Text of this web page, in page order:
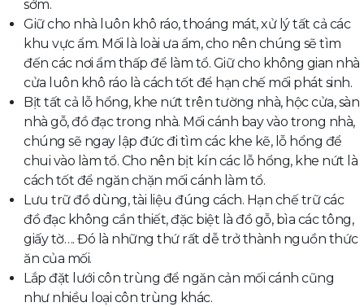
sớm.
Giữ cho nhà luôn khô ráo, thoáng mát, xử lý tất cả các
khu vực ẩm. Mối là loài ưa ẩm, cho nên chúng sẽ tìm
đến các nơi ẩm thấp để làm tổ. Giữ cho không gian nhà
cửa luôn khô ráo là cách tốt để hạn chế mối phát sinh.
Bịt tất cả lỗ hổng, khe nứt trên tường nhà, hộc cửa, sàn
nhà gỗ, đồ đạc trong nhà. Mối cánh bay vào trong nhà,
chúng sẽ ngay lập đức đi tìm các khe kẽ, lỗ hổng để
chui vào làm tổ. Cho nên bịt kín các lỗ hổng, khe nứt là
cách tốt để ngăn chặn mối cánh làm tổ.
Lưu trữ đồ dùng, tài liệu đúng cách. Hạn chế trữ các
đồ đạc không cần thiết, đặc biệt là đồ gỗ, bìa các tông,
giấy tờ…. Đó là những thứ rất dễ trở thành nguồn thức
ăn của mối.
Lắp đặt lưới côn trùng để ngăn cản mối cánh cũng
như nhiều loại côn trùng khác.